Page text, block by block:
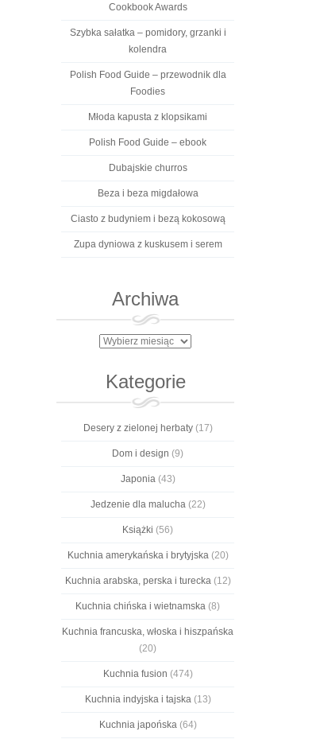
Cookbook Awards
Szybka sałatka – pomidory, grzanki i
kolendra
Polish Food Guide – przewodnik dla
Foodies
Młoda kapusta z klopsikami
Polish Food Guide – ebook
Dubajskie churros
Beza i beza migdałowa
Ciasto z budyniem i bezą kokosową
Zupa dyniowa z kuskusem i serem
Archiwa
Archiwa
Kategorie
Desery z zielonej herbaty(17)
Dom i design (9)
Japonia(43)
Jedzenie dla malucha(22)
Książki (56)
Kuchnia amerykańska i brytyjska(20)
Kuchnia arabska, perska i turecka(12)
Kuchnia chińska i wietnamska (8)
Kuchnia francuska, włoska i hiszpańska
(20)
Kuchnia fusion (474)
Kuchnia indyjska i tajska(13)
Kuchnia japońska(64)